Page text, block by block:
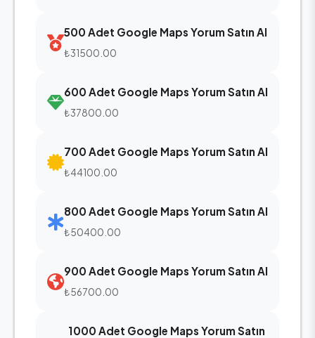
500 Adet Google Maps Yorum Satın Al
₺31500.00
600 Adet Google Maps Yorum Satın Al
₺37800.00
700 Adet Google Maps Yorum Satın Al
₺44100.00
800 Adet Google Maps Yorum Satın Al
₺50400.00
900 Adet Google Maps Yorum Satın Al
₺56700.00
1000 Adet Google Maps Yorum Satın